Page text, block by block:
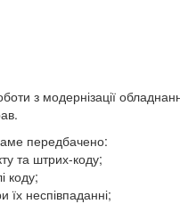
з модернізації
передбачено:
та штрих-коду;
коду;
неспівпаданні;